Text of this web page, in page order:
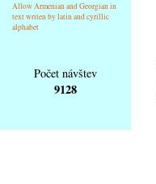
Allow Armenian and Georgian in
text writen by latin and cyrillic
alphabet
Počet návštev
9128